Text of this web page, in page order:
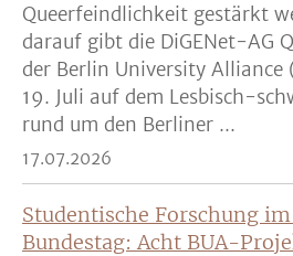
Queerfeindlichkeit gestärkt
darauf gibt die DiGENet-AG
der Berlin University Alliance
19. Juli auf dem Lesbisch-
rund um den Berliner ...
17.07.2026
Studentische Forschung
Bundestag: Acht BUA-